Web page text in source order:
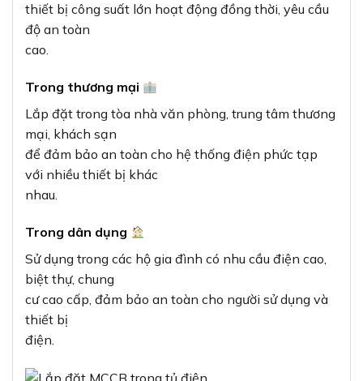
thiết bị công suất lớn hoạt động đồng thời, yêu cầu
độ an toàn
cao.
Trong thương mại
Lắp đặt trong tòa nhà văn phòng, trung tâm thương
mại, khách sạn
để đảm bảo an toàn cho hệ thống điện phức tạp
với nhiều thiết bị khác
nhau.
Trong dân dụng
Sử dụng trong các hộ gia đình có nhu cầu điện cao,
biệt thự, chung
cư cao cấp, đảm bảo an toàn cho người sử dụng và
thiết bị
điện.